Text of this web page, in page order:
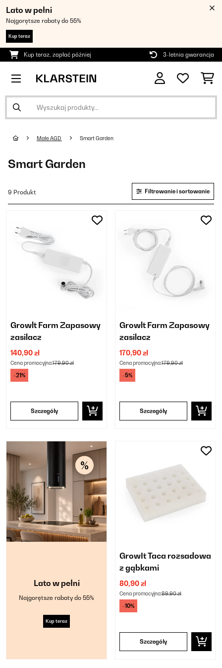
Lato w pełni
Najgorętsze rabaty do 55%
Kup teraz
Kup teraz, zapłać później 3-letnia gwarancja
Małe AGD Smart Garden
Smart Garden
9 Produkt Filtrowanie i sortowanie
Growlt Farm Zapasowy
zasilacz
140,90 zł
Cena promocyjna:179,90 zł
-21%
Szczegóły
Growlt Farm Zapasowy
zasilacz
170,90 zł
Cena promocyjna:179,90 zł
-5%
Szczegóły
Lato w pełni
Najgorętsze rabaty do 55%
Kup teraz
GrowIt Taca rozsadowa
z gąbkami
80,90 zł
Cena promocyjna:89,90 zł
-10%
Szczegóły